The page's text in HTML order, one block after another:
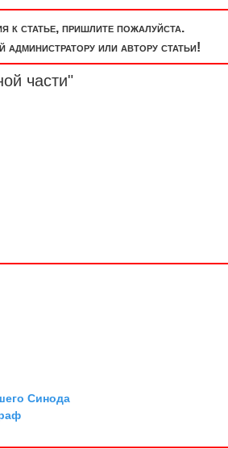
к статье, пришлите пожалуйста.
или автору статьи!
части"
Синода